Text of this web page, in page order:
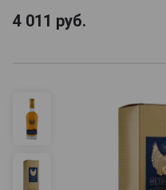
4 011 руб.